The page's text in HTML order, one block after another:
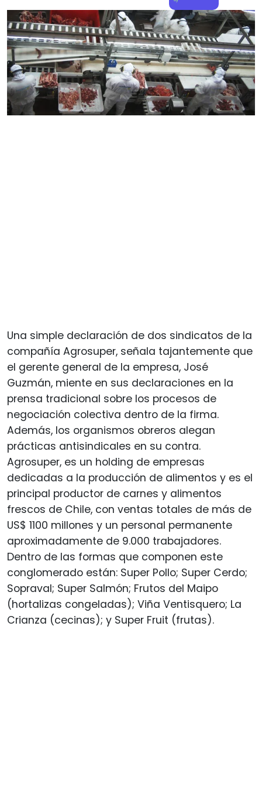
Una simple declaración de dos sindicatos de la
compañía Agrosuper, señala tajantemente que
el gerente general de la empresa, José
Guzmán, miente en sus declaraciones en la
prensa tradicional sobre los procesos de
negociación colectiva dentro de la firma.
Además, los organismos obreros alegan
prácticas antisindicales en su contra.
Agrosuper, es un holding de empresas
dedicadas a la producción de alimentos y es el
principal productor de carnes y alimentos
frescos de Chile, con ventas totales de más de
US$ 1100 millones y un personal permanente
aproximadamente de 9.000 trabajadores.
Dentro de las formas que componen este
conglomerado están: Super Pollo; Super Cerdo;
Sopraval; Super Salmón; Frutos del Maipo
(hortalizas congeladas); Viña Ventisquero; La
Crianza (cecinas); y Super Fruit (frutas).